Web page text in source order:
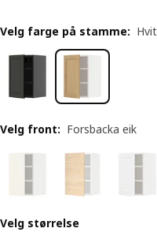
Velg farge på stamme: Hvit
Velg front: Forsbacka eik
Velg størrelse